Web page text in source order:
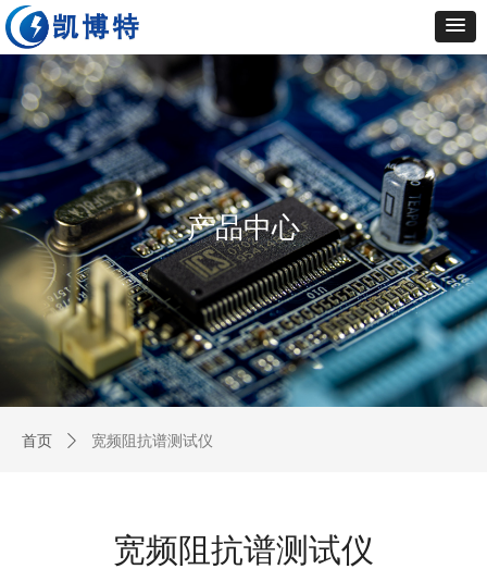
首页 ꄲ 宽频阻抗谱测试仪
产品中心
宽频阻抗谱测试仪